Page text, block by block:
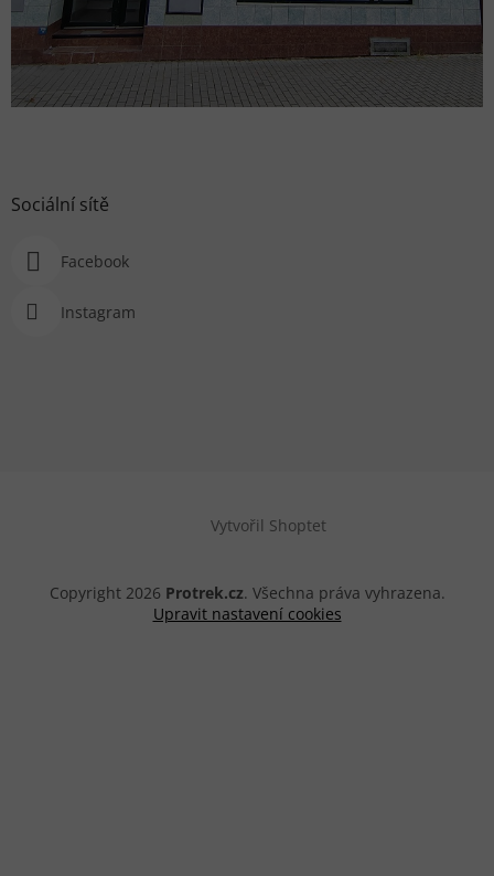
Sociální sítě
Facebook
Instagram
Vytvořil Shoptet
Copyright 2026 Protrek.cz. Všechna práva vyhrazena.
Upravit nastavení cookies